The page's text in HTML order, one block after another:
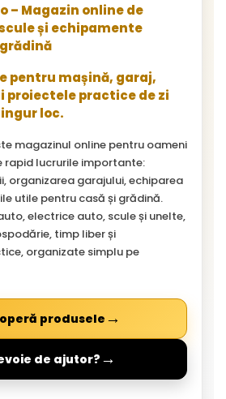
– Magazin online de
și echipamente
pentru mașină, garaj,
proiectele practice de zi
loc.
magazinul online pentru oameni
rapid lucrurile importante:
organizarea garajului, echiparea
utile pentru casă și grădină.
electrice auto, scule și unelte,
timp liber și
organizate simplu pe
produsele →
de ajutor? →